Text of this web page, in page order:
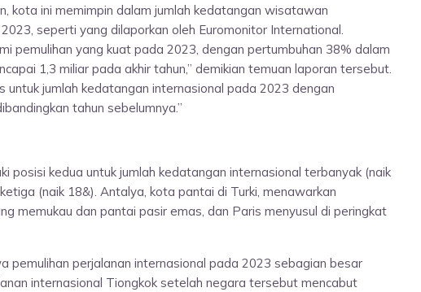
kota ini memimpin dalam jumlah kedatangan wisatawan
seperti yang dilaporkan oleh Euromonitor International.
pemulihan yang kuat pada 2023, dengan pertumbuhan 38% dalam
1,3 miliar pada akhir tahun,” demikian temuan laporan tersebut.
jumlah kedatangan internasional pada 2023 dengan
tahun sebelumnya.”
posisi kedua untuk jumlah kedatangan internasional terbanyak (naik
(naik 18&). Antalya, kota pantai di Turki, menawarkan
memukau dan pantai pasir emas, dan Paris menyusul di peringkat
pemulihan perjalanan internasional pada 2023 sebagian besar
internasional Tiongkok setelah negara tersebut mencabut